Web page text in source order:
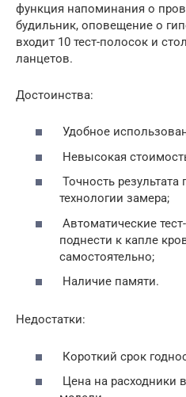
функция напоминания о
будильник, оповещение о
входит 10 тест-полосок и
ланцетов.
Достоинства:
Удобное
Невысокая
Точность
технологии замера;
Автоматические
поднести к капле
самостоятельно;
Наличие памяти.
Недостатки:
Короткий срок
Цена на расходники